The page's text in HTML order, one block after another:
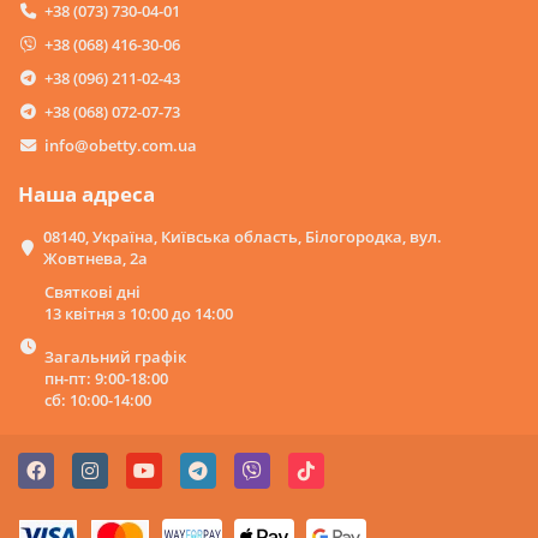
живих комах у їхньому природному середовищі.
вивчати зображення комах у збільшеному вигляді.
Проектори зазвичай оснащені підсвічуванням та
більш цікавим та пізнавальним.
Розвиваючі картонні
дізнаватися різні види комах. Це чудовий спосіб
збагачувати словниковий запас та розвивати навички
візуального сприйняття.
Лабіринти для комах
комах, вивчаючи їхню поведінку та рух.
Набори для комах
тільки можливість спостереження за комахами, але й
брати участь у їх ловлі. Сачки, лупи та спеціальні
пастки роблять процес захоплюючим та навчальним.
Вік . Вибір набору має відповідати віку дитини.
Наприклад, для молодших дітей підійдуть картки,
віддати перевагу наборам для ловлі та проектори.
+38 (073) 730-04-01
+38 (068) 416-30-06
+38 (096) 211-02-43
+38 (068) 072-07-73
info@obetty.com.ua
Наша адреса
08140, Україна, Київська область, Білогородка, вул.
Жовтнева, 2а
Святкові дні
13 квітня з 10:00 до 14:00
Загальний графік
пн-пт: 9:00-18:00
сб: 10:00-14:00